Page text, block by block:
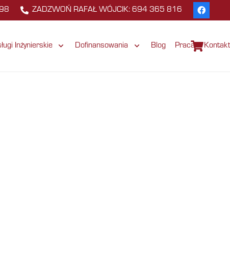
ZADZWOŃ RAFAŁ WÓJCIK: 694 365 816
Inżynierskie Dofinansowania Blog Praca Kontakt